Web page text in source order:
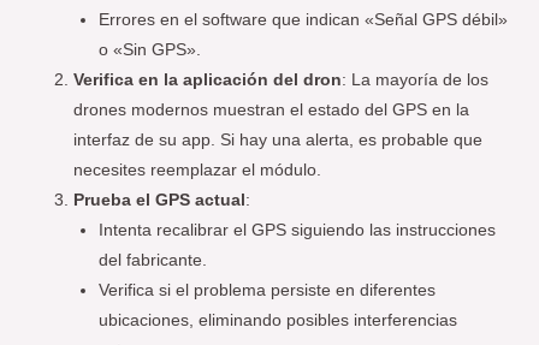
Errores en el software que indican «Señal GPS débil»
o «Sin GPS».
Verifica en la aplicación del dron: La mayoría de los
drones modernos muestran el estado del GPS en la
interfaz de su app. Si hay una alerta, es probable que
necesites reemplazar el módulo.
Prueba el GPS actual :
Intenta recalibrar el GPS siguiendo las instrucciones
del fabricante.
Verifica si el problema persiste en diferentes
ubicaciones, eliminando posibles interferencias